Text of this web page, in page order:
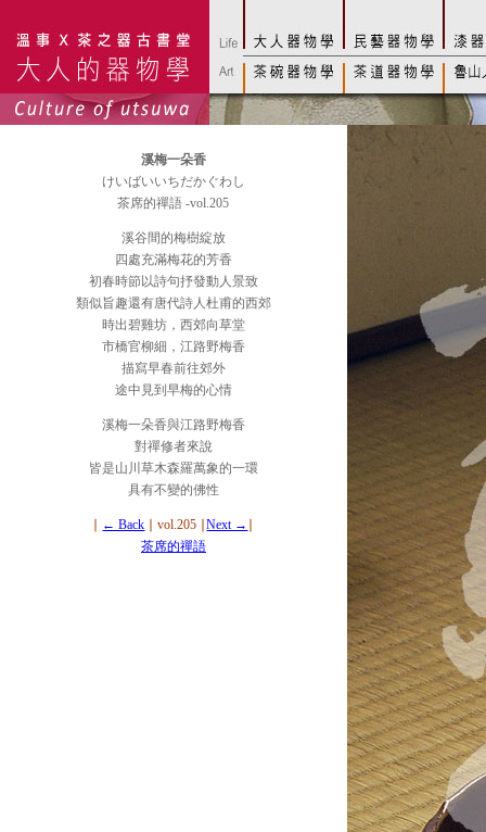
溪梅一朵香
けいばいいちだかぐわし
茶席的禪語 -vol.205
溪谷間的梅樹綻放
四處充滿梅花的芳香
初春時節以詩句抒發動人景致
類似旨趣還有唐代詩人杜甫的西郊
時出碧雞坊，西郊向草堂
市橋官柳細，江路野梅香
描寫早春前往郊外
途中見到早梅的心情
溪梅一朵香與江路野梅香
對禪修者來說
皆是山川草木森羅萬象的一環
具有不變的佛性
← Back ∣ vol.205 ∣Next →
茶席的禪語